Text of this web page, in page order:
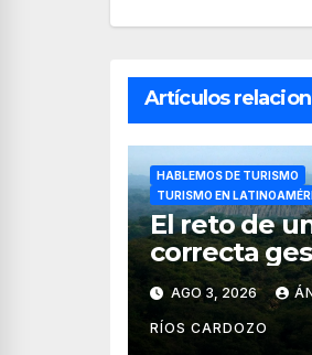
Artículos
HABLEMOS DE TURISMO
TURISMO EN
El reto de
correcta
turística del
Bosque de
Pomac (en
AGO 3, 2026
RÍOS CARDOZO